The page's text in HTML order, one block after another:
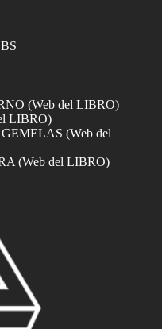
(Web del LIBRO)
LIBRO)
(Web del
(Web del LIBRO)